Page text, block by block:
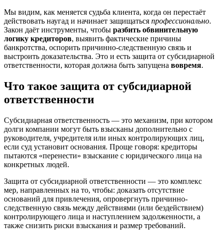
Мы видим, как меняется судьба клиента, когда он перестаёт
действовать наугад и начинает защищаться профессионально.
Закон даёт инструменты, чтобы разбить обвинительную
логику кредиторов, выявить фактические причины
банкротства, оспорить причинно-следственную связь и
выстроить доказательства. Это и есть защита от субсидиарной
ответственности, которая должна быть запущена вовремя.
Что такое защита от субсидиарной
ответственности
Субсидиарная ответственность — это механизм, при котором
долги компании могут быть взысканы дополнительно с
руководителя, учредителя или иных контролирующих лиц,
если суд установит основания. Проще говоря: кредиторы
пытаются «перенести» взыскание с юридического лица на
конкретных людей.
Защита от субсидиарной ответственности — это комплекс
мер, направленных на то, чтобы: доказать отсутствие
оснований для привлечения, опровергнуть причинно-
следственную связь между действиями (или бездействием)
контролирующего лица и наступлением задолженности, а
также снизить риски взыскания и размер требований.